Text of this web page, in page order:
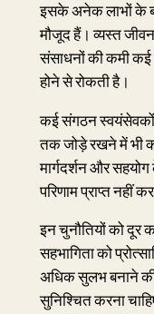
इसके अनेक लाभों के
मौजूद हैं। व्यस्त
संसाधनों की कमी कई
होने से रोकती है।
कई संगठन स्वयंसेवकों
तक जोड़े रखने में भी
मार्गदर्शन और
परिणाम प्राप्त नहीं
इन चुनौतियों को दूर
सहभागिता को
अधिक सुलभ बनाने
सुनिश्चित करना